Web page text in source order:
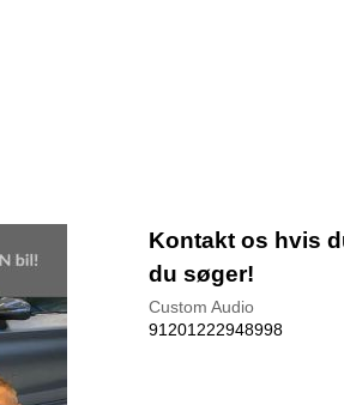
Kontakt os hvis
du søger!
Custom Audio
91201222948998